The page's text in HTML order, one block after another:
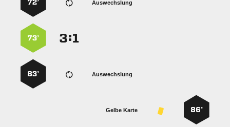
Auswechslung
72’
:
73’
Auswechslung
83’
86’
Gelbe Karte